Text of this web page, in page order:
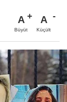
A
Büyüt
A
Küçült